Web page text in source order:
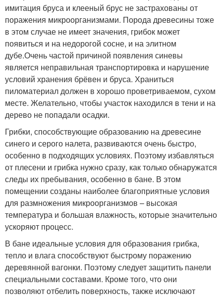
имитация бруса и клееный брус не застрахованы от
поражения микроорганизмами. Порода древесины тоже
в этом случае не имеет значения, грибок может
появиться и на недорогой сосне, и на элитном
дубе.Очень частой причиной появления синевы
является неправильная транспортировка и нарушение
условий хранения брёвен и бруса. Храниться
пиломатериал должен в хорошо проветриваемом, сухом
месте. Желательно, чтобы участок находился в тени и на
дерево не попадали осадки.
Грибки, способствующие образованию на древесине
синего и серого налета, развиваются очень быстро,
особенно в подходящих условиях. Поэтому избавляться
от плесени и грибка нужно сразу, как только обнаружатся
следы их пребывания, особенно в бане. В этом
помещении созданы наиболее благоприятные условия
для размножения микроорганизмов – высокая
температура и большая влажность, которые значительно
ускоряют процесс.
В бане идеальные условия для образования грибка,
тепло и влага способствуют быстрому поражению
деревянной вагонки. Поэтому следует защитить панели
специальными составами. Кроме того, что они
позволяют отбелить поверхность, также исключают